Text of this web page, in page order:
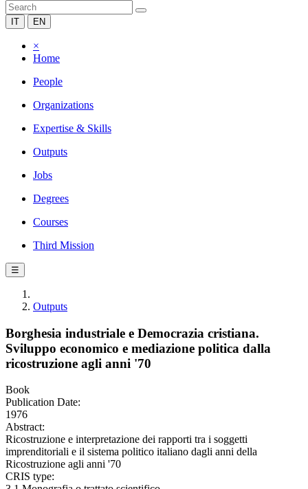
IT EN
×
Home
People
Organizations
Expertise & Skills
Outputs
Jobs
Degrees
Courses
Third Mission
☰
Outputs
Borghesia industriale e Democrazia cristiana.
Sviluppo economico e mediazione politica dalla
ricostruzione agli anni '70
Book
Publication Date:
1976
Abstract:
Ricostruzione e interpretazione dei rapporti tra i soggetti
imprenditoriali e il sistema politico italiano dagli anni della
Ricostruzione agli anni '70
CRIS type: